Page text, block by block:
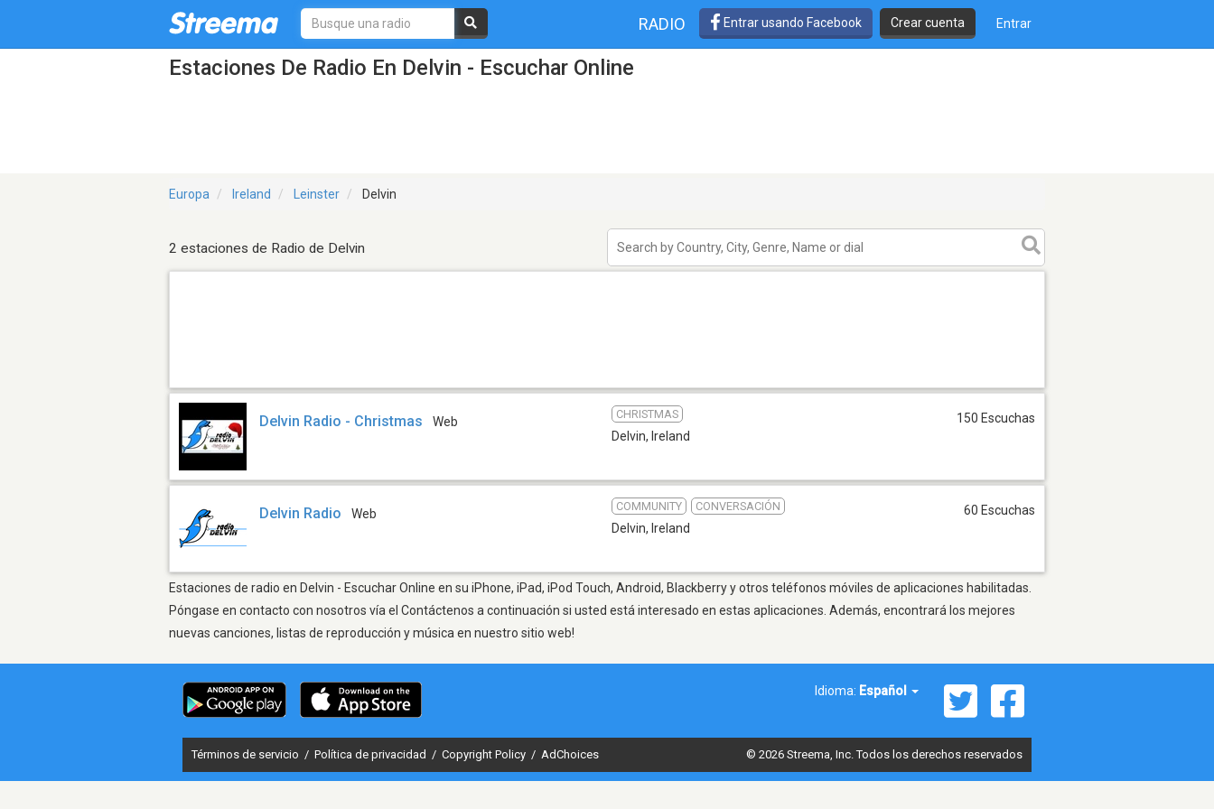
RADIO Entrar usando Facebook Crear cuenta Entrar
Estaciones De Radio En Delvin - Escuchar Online
Europa Ireland Leinster Delvin
2 estaciones de Radio de Delvin
Delvin Radio - Christmas Web
CHRISTMAS
Delvin, Ireland
150 Escuchas
Delvin Radio Web
COMMUNITY CONVERSACIÓN
Delvin, Ireland
60 Escuchas
Estaciones de radio en Delvin - Escuchar Online en su iPhone, iPad, iPod Touch, Android, Blackberry y otros teléfonos móviles de aplicaciones habilitadas.
Póngase en contacto con nosotros vía el Contáctenos a continuación si usted está interesado en estas aplicaciones. Además, encontrará los mejores
nuevas canciones, listas de reproducción y música en nuestro sitio web!
Idioma: Español
Términos de servicio / Política de privacidad / Copyright Policy / AdChoices © 2026 Streema, Inc. Todos los derechos reservados